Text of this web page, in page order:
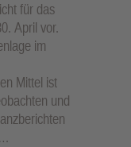
für das
April vor.
im
Mittel ist
und